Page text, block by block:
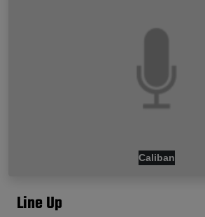
Caliban
Line Up